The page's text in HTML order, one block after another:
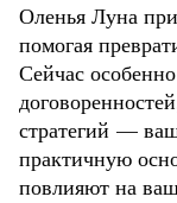
Оленья Луна
помогая
Сейчас
стратегий —
практичную
повлияют на